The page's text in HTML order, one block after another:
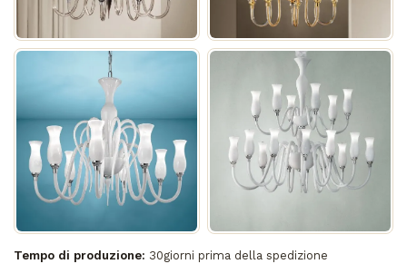
Tempo di produzione: 30giorni prima della spedizione